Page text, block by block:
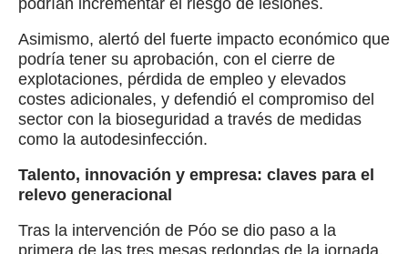
Asimismo, alertó del fuerte impacto económico que
podría tener su aprobación, con el cierre de
explotaciones, pérdida de empleo y elevados
costes adicionales, y defendió el compromiso del
sector con la bioseguridad a través de medidas
como la autodesinfección.
Talento, innovación y empresa: claves para el
relevo generacional
Tras la intervención de Póo se dio paso a la